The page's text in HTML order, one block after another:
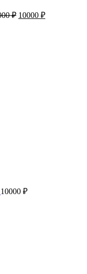
₽ Первоначальная
10000 ₽Текущая
10000 ₽